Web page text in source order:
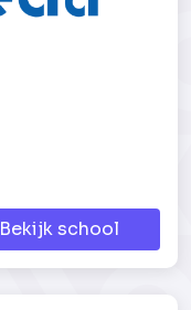
Bekijk school